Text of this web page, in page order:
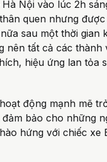
Nội vào lúc 2h
quen nhưng
sau một thời gian
nên tất cả các thành
hiệu ứng lan tỏa
động mạnh mẽ
bảo cho những
hứng với chiếc xe